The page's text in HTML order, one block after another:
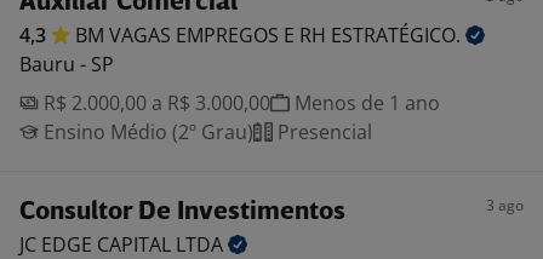
4,3 BM VAGAS EMPREGOS E RH ESTRATÉGICO.
Bauru - SP
R$ 2.000,00 a R$ 3.000,00
Menos de 1 ano
Ensino Médio (2º Grau)
Presencial
Consultor De Investimentos 3 ago
JC EDGE CAPITAL LTDA